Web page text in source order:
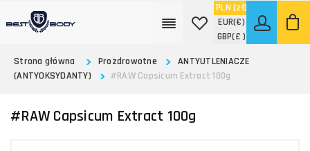
PLN (zł)
EUR(€)
GBP(£ )
Strona główna
Prozdrowotne
ANTYUTLENIACZE
(ANTYOKSYDANTY)
#RAW Capsicum Extract 100g
#RAW Capsicum Extract 100g